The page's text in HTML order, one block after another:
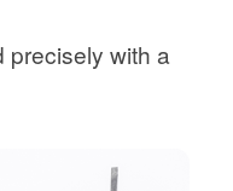
precisely with a